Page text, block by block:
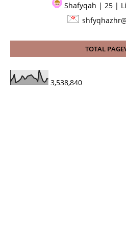
Shafyqah | 25 |
TOTAL
3,538,840